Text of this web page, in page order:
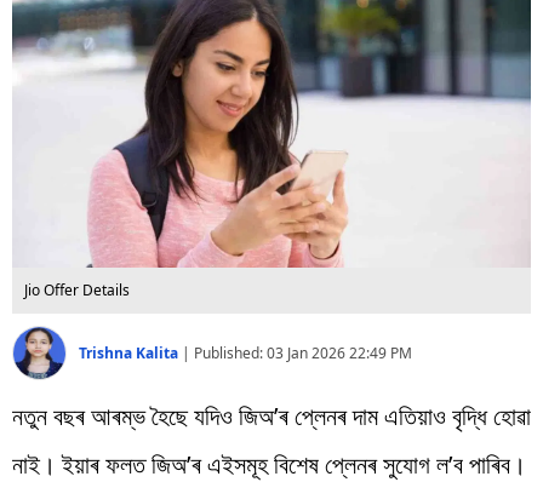
প্ৰযুক্তি
Videos
Jio Offer Details
Trishna Kalita | Published:03 Jan 2026 22:49 PM
নতুন বছৰ আৰম্ভ হৈছে যদিও জিঅ’ৰ প্লেনৰ দাম এতিয়াও বৃদ্ধি হোৱা
নাই। ইয়াৰ ফলত জিঅ’ৰ এইসমূহ বিশেষ প্লেনৰ সুযোগ ল’ব পাৰিব।